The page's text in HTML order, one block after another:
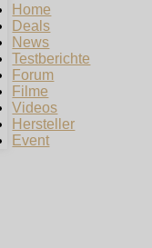
Home
Deals
News
Testberichte
Forum
Filme
Videos
Hersteller
Event